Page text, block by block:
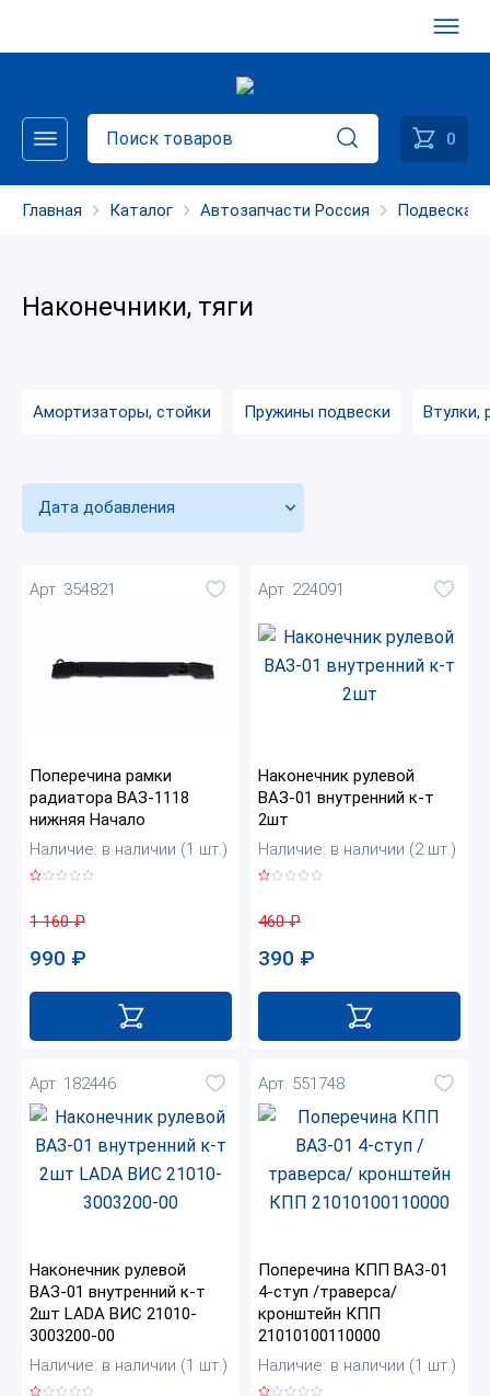
0
Главная Каталог Автозапчасти Россия Подвеска
Наконечники, тяги
Амортизаторы, стойки Пружины подвески Втулки,
Дата добавления
Арт. 354821
Поперечина рамки
радиатора ВАЗ-1118
нижняя Начало
Наличие: в наличии (1 шт.)
1 160₽
990 ₽
Арт. 224091
Наконечник рулевой
ВАЗ-01 внутренний к-т
2шт
Наличие: в наличии (2 шт.)
460₽
390 ₽
Арт. 182446
Наконечник рулевой
ВАЗ-01 внутренний к-т
2шт LADA ВИС 21010-
3003200-00
Наличие: в наличии (1 шт.)
Арт. 551748
Поперечина КПП ВАЗ-01
4-ступ /траверса/
кронштейн КПП
21010100110000
Наличие: в наличии (1 шт.)